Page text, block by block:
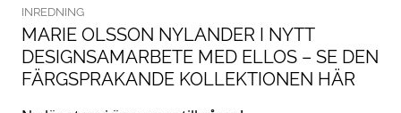
INREDNING
MARIE OLSSON NYLANDER I NYTT
DESIGNSAMARBETE MED ELLOS – SE DEN
FÄRGSPRAKANDE KOLLEKTIONEN HÄR